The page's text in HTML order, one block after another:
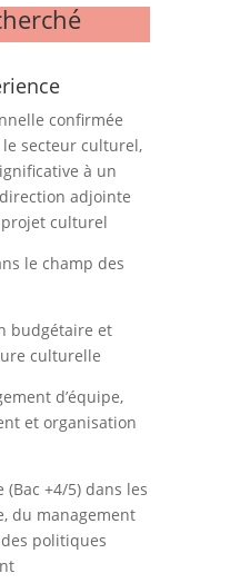
confirmée
secteur culturel,
à un
adjointe
culturel
le champ des
budgétaire et
culturelle
d’équipe,
et organisation
+4/5) dans les
du management
politiques